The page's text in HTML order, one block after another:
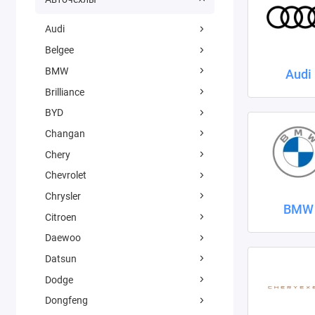
Audi
Belgee
BMW
Brilliance
BYD
Changan
Chery
Chevrolet
Chrysler
Citroen
Daewoo
Datsun
Dodge
Dongfeng
Audi
BMW